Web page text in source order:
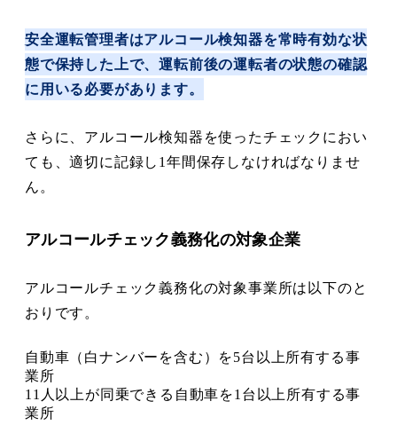
安全運転管理者はアルコール検知器を常時有効な状
態で保持した上で、運転前後の運転者の状態の確認
に用いる必要があります。
さらに、アルコール検知器を使ったチェックにおい
ても、適切に記録し1年間保存しなければなりませ
ん。
アルコールチェック義務化の対象企業
アルコールチェック義務化の対象事業所は以下のと
おりです。
自動車（白ナンバーを含む）を5台以上所有する事
業所
11人以上が同乗できる自動車を1台以上所有する事
業所